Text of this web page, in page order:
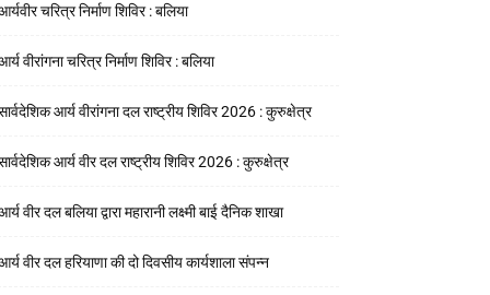
चरित्र निर्माण शिविर : बलिया
वीरांगना चरित्र निर्माण शिविर : बलिया
आर्य वीरांगना दल राष्ट्रीय शिविर 2026 : कुरुक्षेत्र
आर्य वीर दल राष्ट्रीय शिविर 2026 : कुरुक्षेत्र
वीर दल बलिया द्वारा महारानी लक्ष्मी बाई दैनिक शाखा
वीर दल हरियाणा की दो दिवसीय कार्यशाला संपन्न